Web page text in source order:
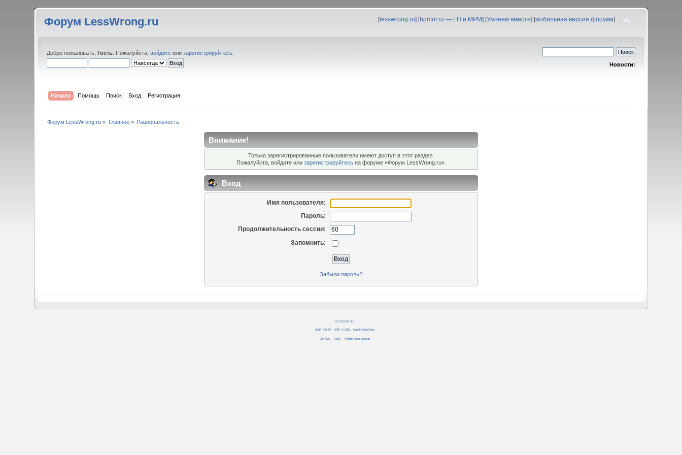
Форум LessWrong.ru [lesswrong.ru] [hpmor.ru — ГП и МРМ] [Умнеем вместе] [мобильная версия форума]
Добро пожаловать,Гость . Пожалуйста,войдите илизарегистрируйтесь
Новости:
Начало Помощь Поиск Вход Регистрация
Форум LessWrong.ru » Главное» Рациональность
Внимание!
Только зарегистрированные пользователи имеют доступ в этот раздел.
Пожалуйста, войдите или зарегистрируйтесьна форуме «Форум LessWrong.ru».
Вход
Имя пользователя:
Пароль:
Продолжительность сессии:
Запомнить:
Забыли пароль?
CC BY-SA 4.0
SMF 2.0.14 SMF © 2011 Simple Machines
XHTML RSS Мобильная версия